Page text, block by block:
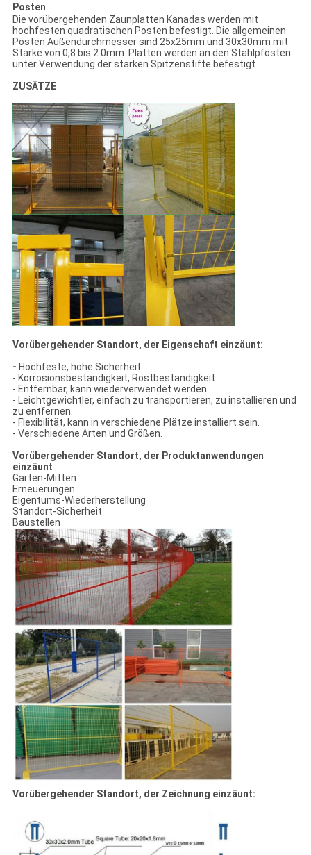
Posten
Die vorübergehenden Zaunplatten Kanadas werden mit
hochfesten quadratischen Posten befestigt. Die allgemeinen
Posten Außendurchmesser sind 25x25mm und 30x30mm mit
Stärke von 0,8 bis 2.0mm. Platten werden an den Stahlpfosten
unter Verwendung der starken Spitzenstifte befestigt.
ZUSÄTZE
Vorübergehender Standort, der Eigenschaft einzäunt:
- Hochfeste, hohe Sicherheit.
- Korrosionsbeständigkeit, Rostbeständigkeit.
- Entfernbar, kann wiederverwendet werden.
- Leichtgewichtler, einfach zu transportieren, zu installieren und
zu entfernen.
- Flexibilität, kann in verschiedene Plätze installiert sein.
- Verschiedene Arten und Größen.
Vorübergehender Standort, der Produktanwendungen
einzäunt
Garten-Mitten
Erneuerungen
Eigentums-Wiederherstellung
Standort-Sicherheit
Baustellen
Vorübergehender Standort, der Zeichnung einzäunt: